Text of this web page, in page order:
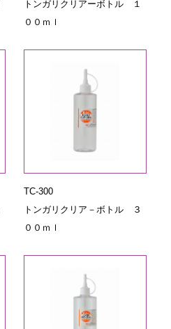
トンガリクリアーボトル １
００ｍｌ
TC-300
トンガリクリア－ボトル ３
００ｍｌ